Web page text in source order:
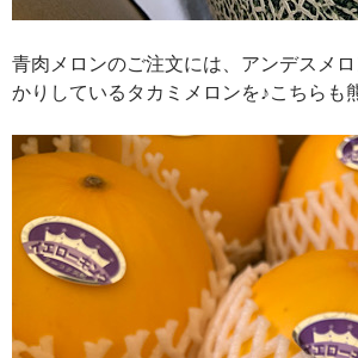
青肉メロンのご注文には、アンデスメ
かりしているタカミメロンを♪こちらも